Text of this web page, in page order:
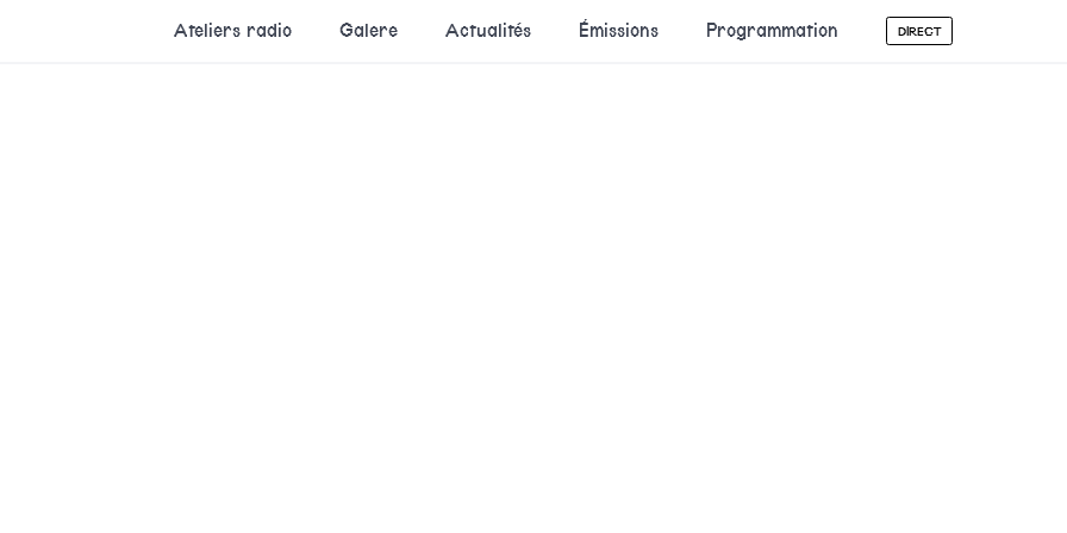
Ateliers radio Galere Actualités Émissions Programmation DIRECT